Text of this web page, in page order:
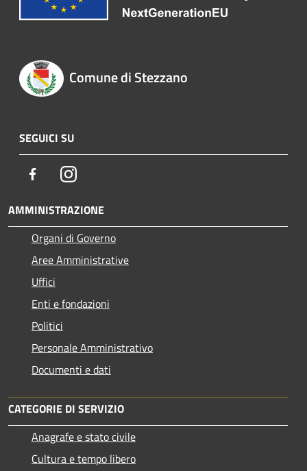
Comune di Stezzano
SEGUICI SU
FacebookInstagram
AMMINISTRAZIONE
Organi di Governo
Aree Amministrative
Uffici
Enti e fondazioni
Politici
Personale Amministrativo
Documenti e dati
CATEGORIE DI SERVIZIO
Anagrafe e stato civile
Cultura e tempo libero